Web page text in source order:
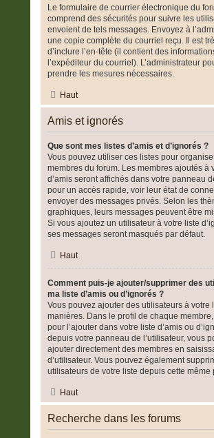
Le formulaire de courrier électronique du
comprend des sécurités pour suivre les
envoient de tels messages. Envoyez à
une copie complète du courriel reçu. Il est
d’inclure l’en-tête (il contient des
l’expéditeur du courriel). L’administrateur
prendre les mesures nécessaires.
Haut
Amis et ignorés
Que sont mes listes d’amis et d’ignorés ?
Vous pouvez utiliser ces listes pour
membres du forum. Les membres ajoutés à
d’amis seront affichés dans votre panneau
pour un accès rapide, voir leur état de
envoyer des messages privés. Selon les
graphiques, leurs messages peuvent être
Si vous ajoutez un utilisateur à votre liste
ses messages seront masqués par défaut.
Haut
Comment puis-je ajouter/supprimer des
ma liste d’amis ou d’ignorés ?
Vous pouvez ajouter des utilisateurs à votre
manières. Dans le profil de chaque
pour l’ajouter dans votre liste d’amis ou
depuis votre panneau de l’utilisateur, vous
ajouter directement des membres en
d’utilisateur. Vous pouvez également
utilisateurs de votre liste depuis cette même
Haut
Recherche dans les forums